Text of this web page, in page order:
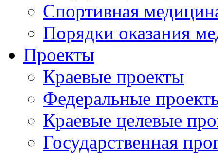
Спортивная
Порядки оказания
Проекты
Краевые проекты
Федеральные
Краевые целевые
Государственная